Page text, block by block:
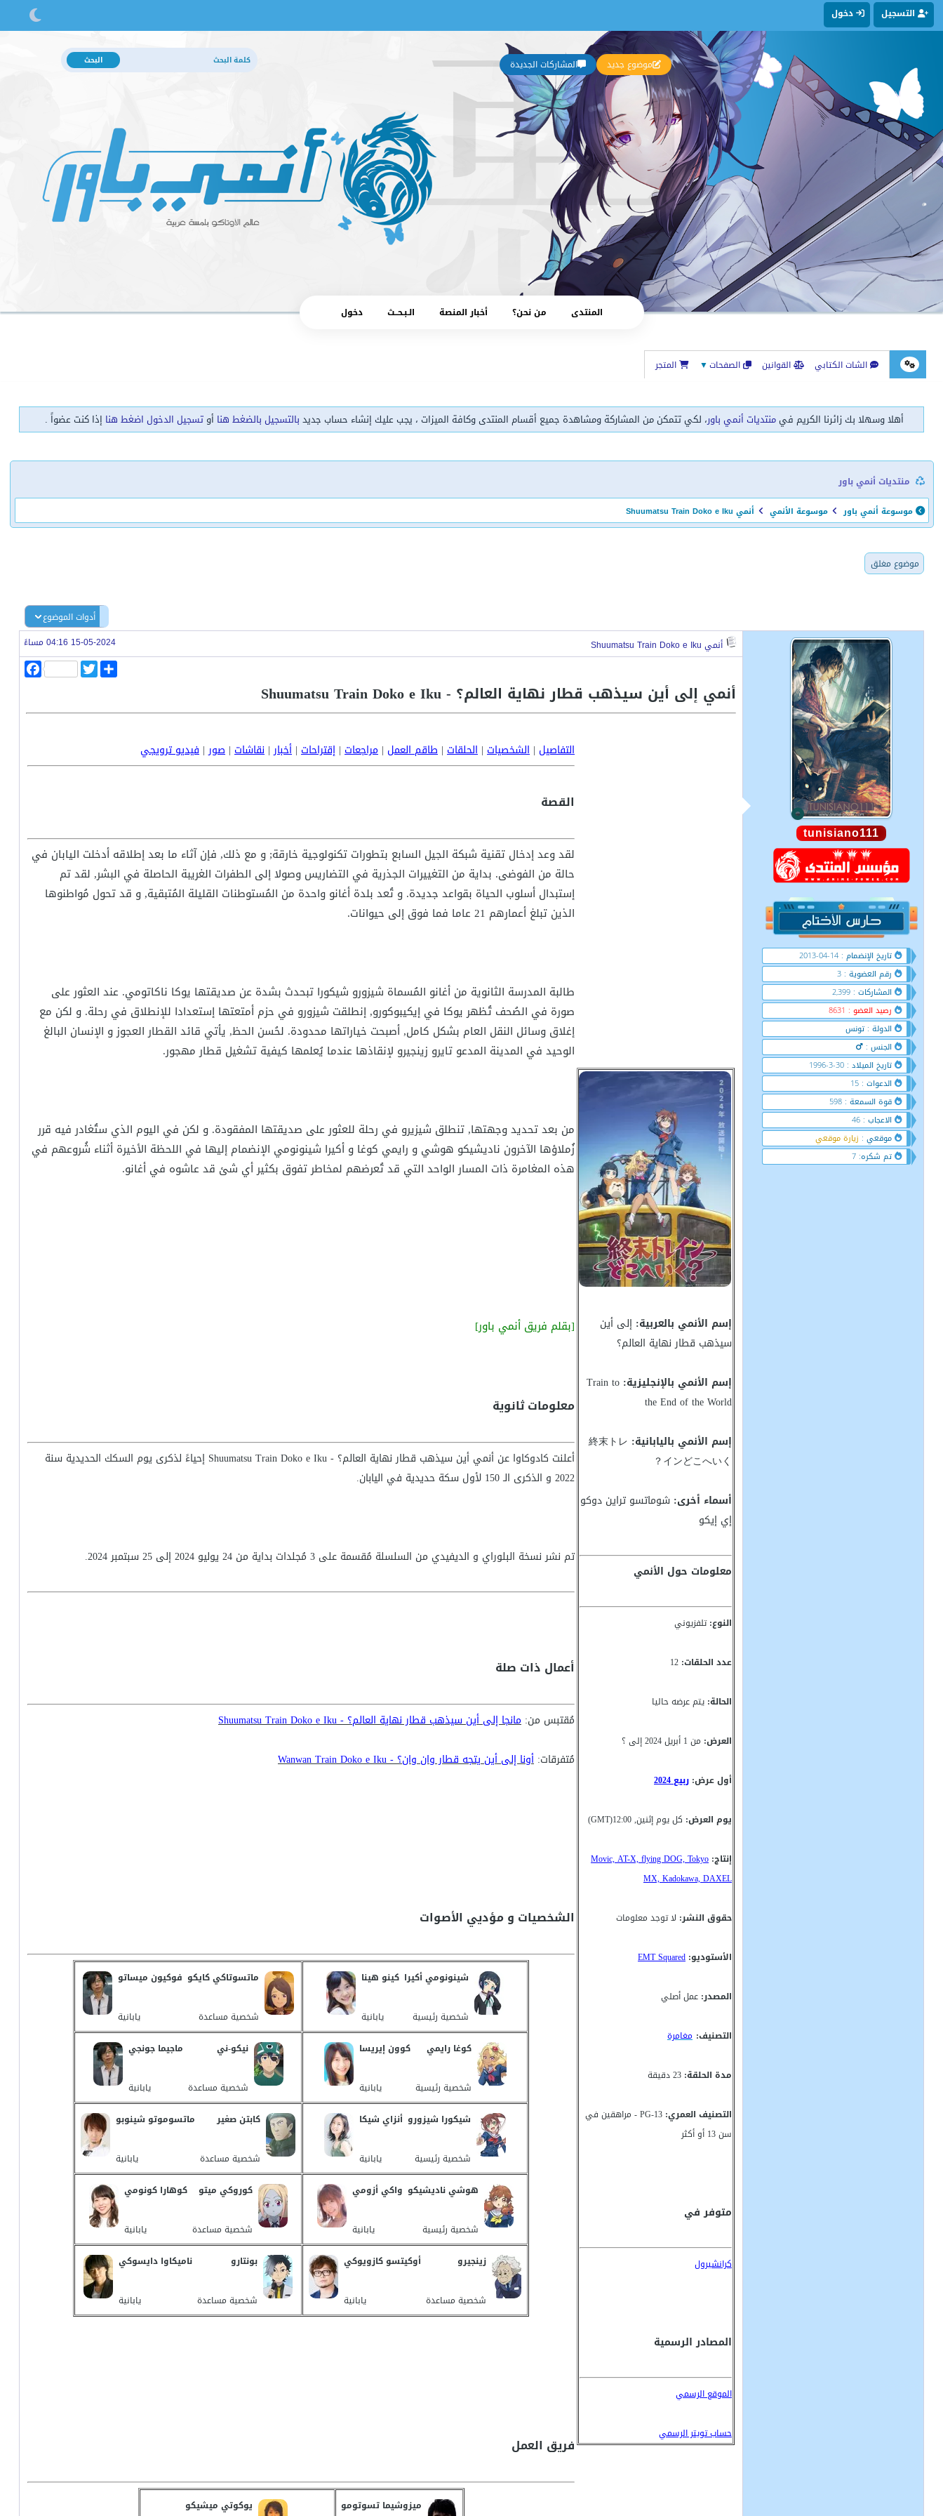
التسجيل دخول
المشاركات الجديدة موضوع جديد
المنتدى من نحن؟ أخبار المنصة الـبـحــث دخول
الشات الكتابي القوانين الصفحات▼ المتجر
أهلا وسهلا بك زائرنا الكريم فيمنتديات أنمي باور، لكي تتمكن من المشاركة ومشاهدة جميع أقسام المنتدى وكافة الميزات ، يجب عليك إنشاء حساب جديد بالتسجيل بالضغط هنا أوتسجيل الدخول اضغط هنا إذا كنت عضواً .
منتديات أنمي باور
موسوعة أنمي باور موسوعة الأنمي أنمي Shuumatsu Train Doko e Iku
موضوع مغلق
أدوات الموضوع
أنمي Shuumatsu Train Doko e Iku
15-05-2024 04:16 مساءً
tunisiano111
تاريخ الإنضمام : 14-04-2013
رقم العضوية : 3
المشاركات : 2,399
رصيد العضو : 8631
الدولة : تونس
الجنس :
تاريخ الميلاد : 30-3-1996
الدعوات : 15
قوة السمعة : 598
الاعجاب : 46
موقعي : زيارة موقعي
تم شكره: 7
a
b
T
w
t
ن
أنمي إلى أين سيذهب قطار نهاية العالم؟ - Shuumatsu Train Doko e Iku
إسم الأنمي بالعربية: إلى أين
سيذهب قطار نهاية العالم؟
إسم الأنمي بالإنجليزية: Train to
the End of the World
إسم الأنمي باليابانية: 終末トレ
インどこへいく？
أسماء أخرى: شوماتسو تراين دوكو
إي إيكو
معلومات حول الأنمي
النوع:تلفزيوني
عدد الحلقات: 12
الحالة: يتم عرضه حاليا
العرض: من 1 أبريل 2024 إلى ؟
أول عرض: ربيع 2024
يوم العرض: كل يوم إثنين, 12:00(GMT)
إنتاج: Movic, AT-X, flying DOG, Tokyo
MX, Kadokawa, DAXEL
حقوق النشر: لا توجد معلومات
الأستوديو: EMT Squared
المصدر: عمل أصلي
التصنيف: مغامرة
مدة الحلقة: 23 دقيقة
التصنيف العمري:
PG-13 - مراهقين في
سن 13 أو أكثر
متوفر في
كرانشيرول
المصادر الرسمية
الموقع الرسمي
حساب تويتر الرسمي
التفاصيل | الشخصيات| الحلقات| طاقم العمل | مراجعات| إقتراحات| أخبار| نقاشات| صور| فيديو ترويجي
القصة
لقد وعد إدخال تقنية شبكة الجيل السابع بتطورات تكنولوجية خارقة; و مع ذلك, فإن آثاء ما بعد إطلاقه أدخلت اليابان في
حالة من الفوضى. بداية من التغييرات الجذرية في التضاريس وصولا إلى الطفرات الغريبة الحاصلة في البشر, لقد تم
إستبدال أسلوب الحياة بقواعد جديدة. و تُعد بلدة أغانو واحدة من المُستوطنات القليلة المُتبقية, و قد تحول مُواطنوها
الذين تبلغ أعمارهم 21 عاما فما فوق إلى حيوانات.
طالبة المدرسة الثانوية من أغانو المُسماة شيزورو شيكورا تبحدث بشدة عن صديقتها يوكا ناكاتومي. عند العثور على
صورة في الصُحف تُظهر يوكا في إيكيبوكورو, إنطلقت شيزورو في حزم أمتعتها إستعدادا للإنطلاق في رحلة. و لكن مع
إغلاق وسائل النقل العام بشكل كامل, أصبحت خياراتها محدودة. لحُسن الحظ, يأتي قائد القطار العجوز و الإنسان البالغ
الوحيد في المدينة المدعو تايرو زينجيرو لإنقاذها عندما يُعلمها كيفية تشغيل قطار مهجور.
من بعد تحديد وجهتها, تنطلق شيزيرو في رحلة للعثور على صديقتها المفقودة. و لكن في اليوم الذي ستُغادر فيه قرر
زُملاؤها الآخرون ناديشيكو هوشي و رايمي كوغا و أكيرا شينونومي الإنضمام إليها في اللحظة الأخيرة أثناء شُروعهم في
هذه المغامرة ذات المسار الواحد التي قد تُعرضهم لمخاطر تفوق بكثير أي شئ قد عاشوه في أغانو.
[بقلم فريق أنمي باور]
معلومات ثانوية
أعلنت كادوكاوا عن أنمي أين سيذهب قطار نهاية العالم؟ - Shuumatsu Train Doko e Iku إحياءً لذكرى يوم السكك الحديدية سنة
2022 و الذكرى الـ 150 لأول سكة حديدية في اليابان.
تم نشر نسخة البلوراي و الديفيدي من السلسلة مُقسمة على 3 مُجلدات بداية من 24 يوليو 2024 إلى 25 سبتمبر 2024.
أعمال ذات صلة
مُقتبس من: مانجا إلى أين سيذهب قطار نهاية العالم؟ - Shuumatsu Train Doko e Iku
مُتفرقات: أونا إلى أين يتجه قطار وان وان؟ - Wanwan Train Doko e Iku
الشخصيات و مؤديي الأصوات
شينونومي أكيرا
شخصية رئيسية
كينو هينا
يابانية
ماتسوتاكي كايكو
شخصية مساعدة
فوكيون ميساتو
يابانية
كوغا رايمي
شخصية رئيسية
كوون إيريسا
يابانية
نيكو-ني
شخصية مساعدة
ماجيما جونجي
يابانية
شيكورا شيزورو
شخصية رئيسية
أنزاي شيكا
يابانية
كابتن صغير
شخصية مساعدة
ماتسوموتو شينوبو
يابانية
هوشي ناديشيكو
شخصية رئيسية
واكي أزومي
يابانية
كوروكي ميتو
شخصية مساعدة
كوهارا كونومي
يابانية
زينجيرو
شخصية مساعدة
أوكيتسو كازويوكي
يابانية
بونتارو
شخصية مساعدة
ناميكاوا دايسوكي
يابانية
فريق العمل
ميزوشيما تسوتومو يوكوتي ميشيكو